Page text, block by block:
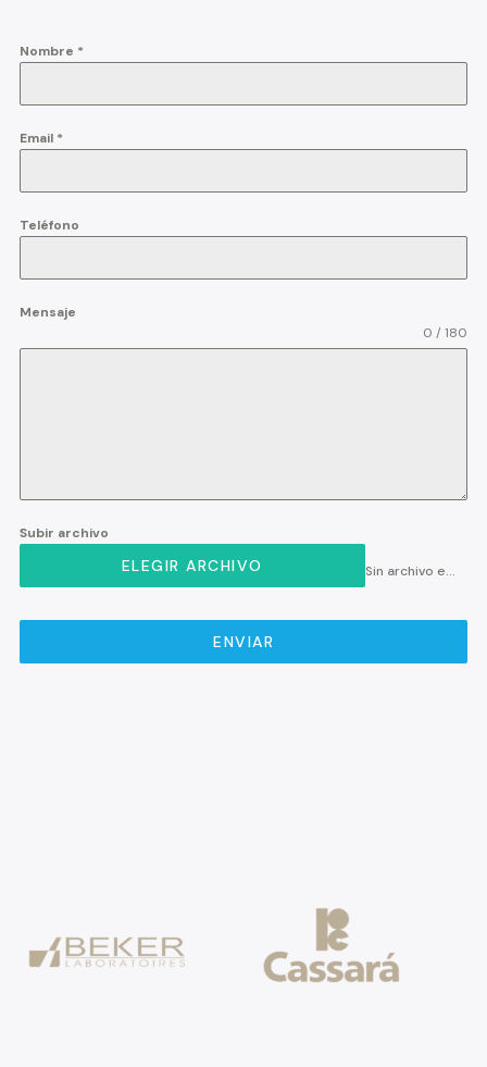
Nombre *
Email *
Teléfono
Mensaje
0 / 180
Subir archivo
ELEGIR ARCHIVO Sin archivo elegido
ENVIAR